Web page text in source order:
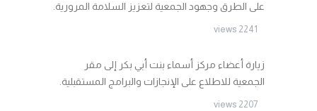
على الطرق وجهود الجمعية لتعزيز السلامة المرورية.
2241 views
زيارة أعضاء مركز أسماء بنت أبي بكر إلى مقر
الجمعية للاطلاع على الإنجازات والبرامج المستقبلية.
2207 views